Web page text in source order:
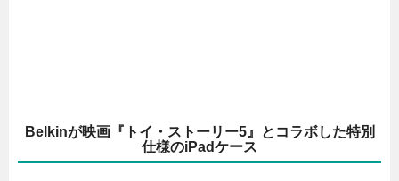
Belkinが映画『トイ・ストーリー5』とコラボした特別
仕様のiPadケース